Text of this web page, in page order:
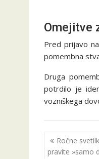
Omejitve
Pred prijavo
pomembna
Druga
potrdilo je
vozniškega
prispevka
Ročne
pravite »samo